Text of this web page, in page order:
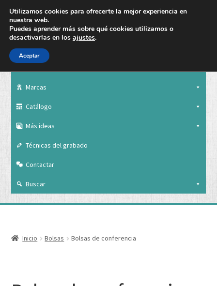
Marcas
Catálogo
Más ideas
Técnicas del grabado
Contactar
Buscar
Nuestra empresa
Más ideas
Inicio Bolsas Bolsas de conferencia
Utilizamos cookies para ofrecerte la mejor experiencia en
nuestra web.
Puedes aprender más sobre qué cookies utilizamos o
desactivarlas en los ajustes.
Aceptar